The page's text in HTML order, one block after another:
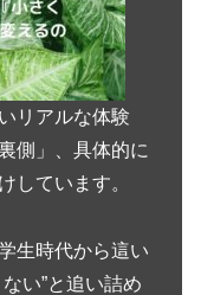
リアルな体験
側」、具体的に
しています。
生時代から這い
い”と追い詰め